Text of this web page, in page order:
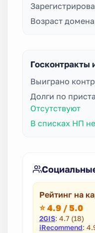
Возраст
Госконтракты
Выиграно
Долги по
Отсутствуют
В списках НП
Рейтинг на
⭐ 4.9 / 5.0
2GIS: 4.7 (18)
iRecommend: